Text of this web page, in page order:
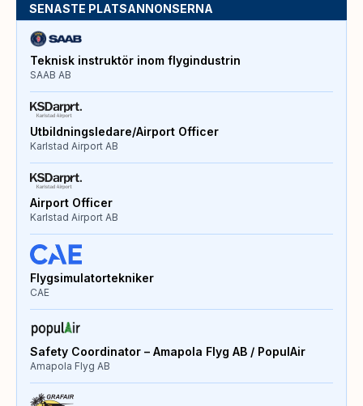
SENASTE PLATSANNONSERNA
Teknisk instruktör inom flygindustrin
SAAB AB
Utbildningsledare/Airport Officer
Karlstad Airport AB
Airport Officer
Karlstad Airport AB
Flygsimulatortekniker
CAE
Safety Coordinator – Amapola Flyg AB / PopulAir
Amapola Flyg AB